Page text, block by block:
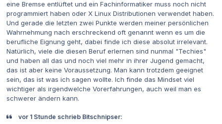
eine Bremse entlüftet und ein Fachinformatiker muss noch nicht
programmiert haben oder X Linux Distributionen verwendet haben.
Und gerade die letzten zwei Punkte werden meiner persönlichen
Wahrnehmung nach erschreckend oft genannt wenn es um die
berufliche Eignung geht, dabei finde ich diese absolut irrelevant.
Natürlich, viele die diesen Beruf erlernen sind nunmal "Techies"
und haben all das und noch viel mehr in ihrer Jugend gemacht,
das ist aber keine Voraussetzung. Man kann trotzdem geeignet
sein, das ist was ich sagen wollte. Ich finde das Mindset viel
wichtiger als irgendwelche Vorerfahrungen, auch weil man es
schwerer ändern kann.
vor 1 Stunde schrieb Bitschnipser: